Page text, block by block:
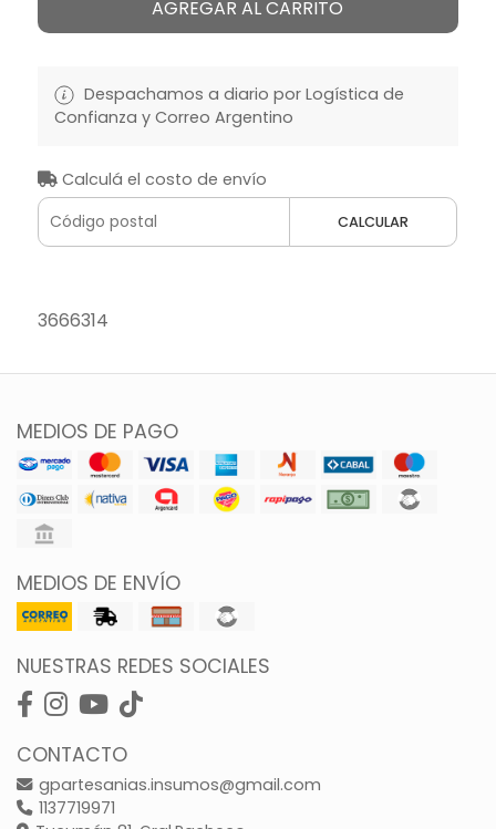
AGREGAR AL CARRITO
Despachamos a diario por Logística de
Confianza y Correo Argentino
Calculá el costo de envío
CALCULAR
3666314
MEDIOS DE PAGO
MEDIOS DE ENVÍO
NUESTRAS REDES SOCIALES
CONTACTO
gpartesanias.insumos@gmail.com
1137719971